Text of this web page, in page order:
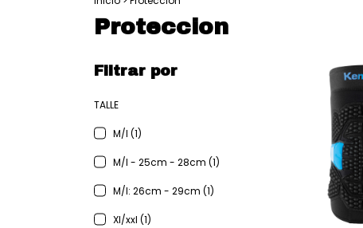
Proteccion
Filtrar por
TALLE
M/l (1)
M/l - 25cm - 28cm (1)
M/l: 26cm - 29cm (1)
Xl/xxl (1)